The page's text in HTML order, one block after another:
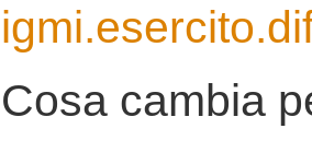
Cosa cambia